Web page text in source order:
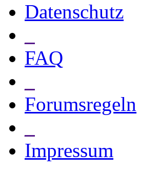
Datenschutz
FAQ
Forumsregeln
Impressum